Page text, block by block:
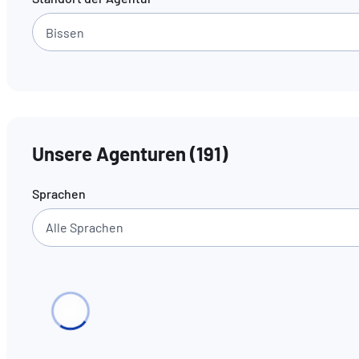
Unsere Agenturen (191)
Sprachen
Alle Sprachen